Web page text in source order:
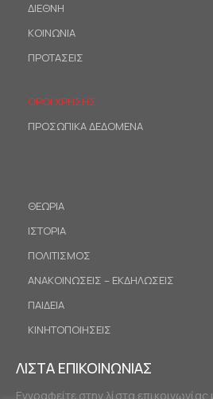
ΔΙΕΘΝΗ
ΚΟΙΝΩΝΙΑ
ΠΡΟΤΑΣΕΙΣ
ΟΡΟΙ ΧΡΗΣΗΣ
ΠΡΟΣΩΠΙΚΑ ΔΕΔΟΜΕΝΑ
ΘΕΩΡΙΑ
ΙΣΤΟΡΙΑ
ΠΟΛΙΤΙΣΜΟΣ
ΑΝΑΚΟΙΝΩΣΕΙΣ – ΕΚΔΗΛΩΣΕΙΣ
ΠΑΙΔΕΙΑ
ΚΙΝΗΤΟΠΟΙΗΣΕΙΣ
ΛΙΣΤΑ ΕΠΙΚΟΙΝΩΝΙΑΣ
Εγγραφείτε στην λίστα